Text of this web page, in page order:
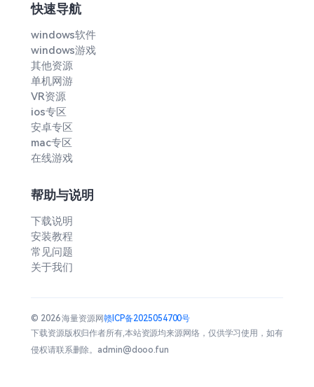
快速导航
windows软件
windows游戏
其他资源
单机网游
VR资源
ios专区
安卓专区
mac专区
在线游戏
帮助与说明
下载说明
安装教程
常见问题
关于我们
© 2026 海量资源网赣ICP备2025054700号
下载资源版权归作者所有,本站资源均来源网络，仅供学习使用，如有
侵权请联系删除。admin@dooo.fun